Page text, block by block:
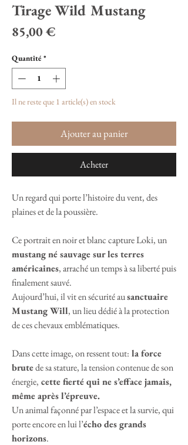
Tirage Wild Mustang
85,00 €Prix
Quantité *
Il ne reste que 1 article(s) en stock
Ajouter au panier
Acheter
Un regard qui porte l’histoire du vent, des
plaines et de la poussière.
Ce portrait en noir et blanc capture Loki, un
mustang né sauvage sur les terres
américaines, arraché un temps à sa liberté puis
finalement sauvé.
Aujourd’hui, il vit en sécurité ausanctuaire
Mustang Will, un lieu dédié à la protection
de ces chevaux emblématiques.
Dans cette image, on ressent tout: la force
brutede sa stature, la tension contenue de son
énergie, cette fierté qui ne s’efface jamais,
même après l’épreuve.
Un animal façonné par l’espace et la survie, qui
porte encore en lui l’écho des grands
horizons.